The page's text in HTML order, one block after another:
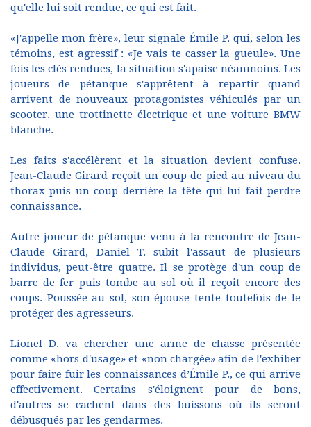
qu'elle lui soit rendue, ce qui est fait.
«J'appelle mon frère», leur signale Émile P. qui, selon les
témoins, est agressif : «Je vais te casser la gueule». Une
fois les clés rendues, la situation s'apaise néanmoins. Les
joueurs de pétanque s'apprêtent à repartir quand
arrivent de nouveaux protagonistes véhiculés par un
scooter, une trottinette électrique et une voiture BMW
blanche.
Les faits s'accélèrent et la situation devient confuse.
Jean-Claude Girard reçoit un coup de pied au niveau du
thorax puis un coup derrière la tête qui lui fait perdre
connaissance.
Autre joueur de pétanque venu à la rencontre de Jean-
Claude Girard, Daniel T. subit l'assaut de plusieurs
individus, peut-être quatre. Il se protège d'un coup de
barre de fer puis tombe au sol où il reçoit encore des
coups. Poussée au sol, son épouse tente toutefois de le
protéger des agresseurs.
Lionel D. va chercher une arme de chasse présentée
comme «hors d'usage» et «non chargée» afin de l'exhiber
pour faire fuir les connaissances d’Émile P., ce qui arrive
effectivement. Certains s'éloignent pour de bons,
d'autres se cachent dans des buissons où ils seront
débusqués par les gendarmes.